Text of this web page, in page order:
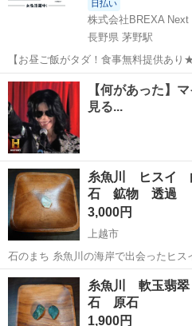
日払い
株式会社BREXA Next
長野県 茅野駅
【お昼ご飯がタダ！食事無料提供あり
レーターや検査作業！未経験活躍中★
赴任旅費会社負担★嬉しい無料送迎◎
通勤OK！無料駐車場完備！《長野県茅...
長野 茅野市 茅野駅 その他
糸魚川 ヒスイ
石 鉱物 透過
3,000円
上越市
石のまち 糸魚川の海岸で出会ったヒス
いへんスベスベで思わず落としそうに
イントで入っている翠が素敵で可愛いです。 透過あり 4枚
比較写真 100円玉を置...
新潟 上越市 インテリア雑貨/
糸魚川 軟玉翡
石 原石
1,900円